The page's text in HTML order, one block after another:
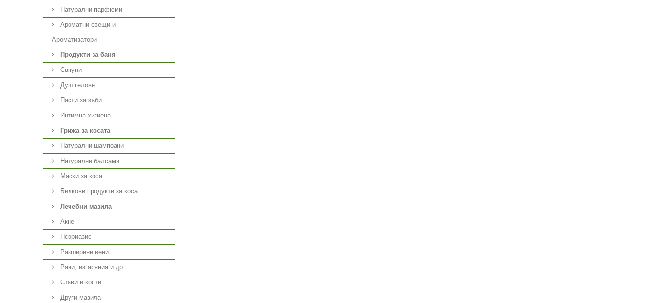
Натурални парфюми
Ароматни свещи и
Ароматизатори
Продукти за баня
Сапуни
Душ гелове
Пасти за зъби
Интимна хигиена
Грижа за косата
Натурални шампоани
Натурални балсами
Маски за коса
Билкови продукти за коса
Лечебни мазила
Акне
Псориазис
Разширени вени
Рани, изгаряния и др.
Стави и кости
Други мазила